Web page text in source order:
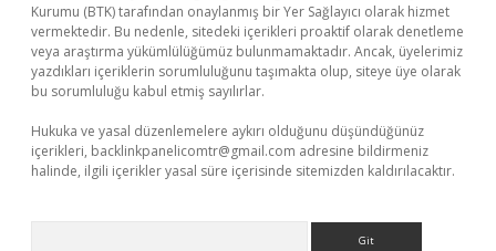
Kurumu (BTK) tarafından onaylanmış bir Yer Sağlayıcı olarak hizmet
vermektedir. Bu nedenle, sitedeki içerikleri proaktif olarak denetleme
veya araştırma yükümlülüğümüz bulunmamaktadır. Ancak, üyelerimiz
yazdıkları içeriklerin sorumluluğunu taşımakta olup, siteye üye olarak
bu sorumluluğu kabul etmiş sayılırlar.
Hukuka ve yasal düzenlemelere aykırı olduğunu düşündüğünüz
içerikleri, backlinkpanelicomtr@gmail.com adresine bildirmeniz
halinde, ilgili içerikler yasal süre içerisinde sitemizden kaldırılacaktır.